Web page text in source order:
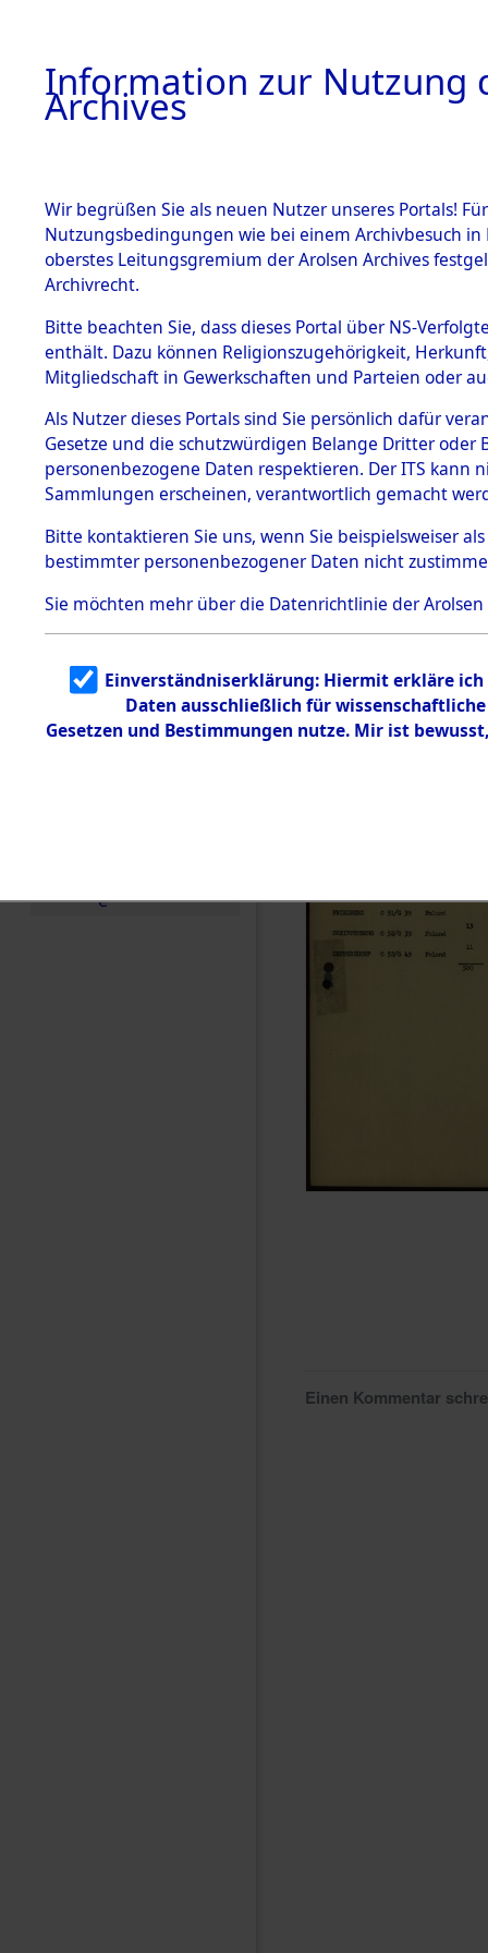
BESTÄNDE
1.
mente
5. Verschiedenes
5.3
Todesmärsche
5.3.1 Alliierte
Erhebungen
zu
Todesmärsch
en
5.3.2
Identifizierun
g
5.3.3
Todesmärsch
e
UNRRA
Band II:
Juli 1946
Einen Kommentar
Information zur Nutzung
Archives
Wir begrüßen Sie als neuen Nutzer unseres Portals!
Nutzungsbedingungen wie bei einem Archivbesuch
oberstes Leitungsgremium der Arolsen Archives
Archivrecht.
Bitte beachten Sie, dass dieses Portal über NS-
enthält. Dazu können Religionszugehörigkeit,
Mitgliedschaft in Gewerkschaften und Parteien oder
Als Nutzer dieses Portals sind Sie persönlich dafür
Gesetze und die schutzwürdigen Belange Dritter
personenbezogene Daten respektieren. Der ITS
Sammlungen erscheinen, verantwortlich gemacht
Bitte kontaktieren Sie uns, wenn Sie beispielsweiser
bestimmter personenbezogener Daten nicht
Sie möchten mehr über die Datenrichtlinie der Arolsen
Einverständniserklärung: Hiermit erkläre
Daten ausschließlich für
Gesetzen und Bestimmungen nutze. Mir ist